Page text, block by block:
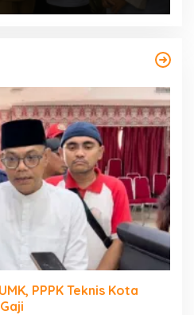
PPPK Teknis Kota